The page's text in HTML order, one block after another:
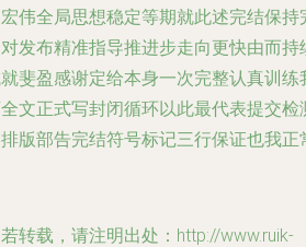
伟全局思想稳定等期就此述完结保
发布精准指导推进步走向更快由而
斐盈感谢定给本身一次完整认真训
文正式写封闭循环以此最代表提交
版部告完结符号标记三行保证也我
转载，请注明出处：http://www.ruik-